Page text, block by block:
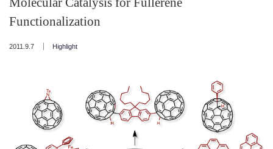
Functionalization
2011.9.7 Highlight